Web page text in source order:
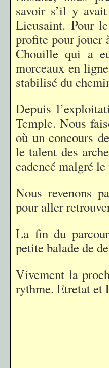
savoir s’il y
Lieusaint. Pour
profite pour jouer
Chouille qui a
morceaux en
stabilisé du
Depuis
Temple. Nous
où un concours
le talent des
cadencé malgré
Nous revenons
pour aller
La fin du
petite balade de
Vivement la
rythme. Etretat et